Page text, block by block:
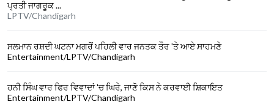
ਪ੍ਰਤੀ ਜਾਗਰੂਕ ...
LPTV/Chandigarh
ਸਲਮਾਨ ਰਸ਼ਦੀ ਘਟਨਾ ਮਗਰੋਂ ਪਹਿਲੀ ਵਾਰ ਜਨਤਕ ਤੌਰ 'ਤੇ ਆਏ ਸਾਹਮਣੇ
Entertainment/LPTV/Chandigarh
ਹਨੀ ਸਿੰਘ ਵਾਰ ਫਿਰ ਵਿਵਾਦਾਂ 'ਚ ਘਿਰੇ, ਜਾਣੋ ਕਿਸ ਨੇ ਕਰਵਾਈ ਸ਼ਿਕਾਇਤ
Entertainment/LPTV/Chandigarh